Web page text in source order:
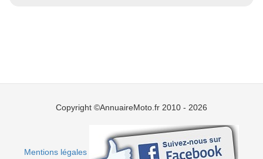
Copyright ©AnnuaireMoto.fr 2010 - 2026
Mentions légales